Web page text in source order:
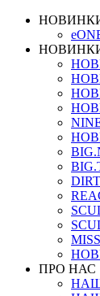
DIRT
ПРО НАС